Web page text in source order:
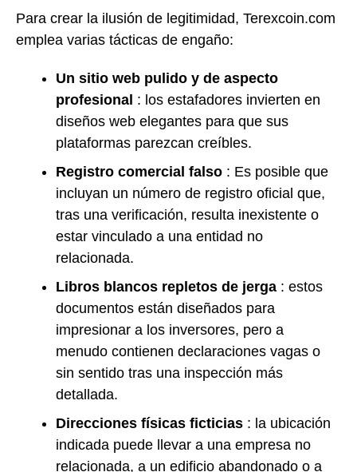
Para crear la ilusión de legitimidad, Terexcoin.com
emplea varias tácticas de engaño:
Un sitio web pulido y de aspecto
profesional : los estafadores invierten en
diseños web elegantes para que sus
plataformas parezcan creíbles.
Registro comercial falso : Es posible que
incluyan un número de registro oficial que,
tras una verificación, resulta inexistente o
estar vinculado a una entidad no
relacionada.
Libros blancos repletos de jerga : estos
documentos están diseñados para
impresionar a los inversores, pero a
menudo contienen declaraciones vagas o
sin sentido tras una inspección más
detallada.
Direcciones físicas ficticias : la ubicación
indicada puede llevar a una empresa no
relacionada, a un edificio abandonado o a